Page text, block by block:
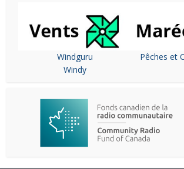
Windguru
Windy
Pêches et